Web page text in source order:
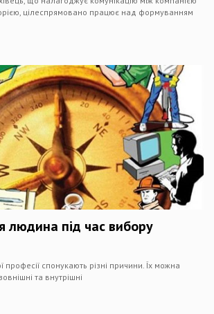
цілеспрямовано працює над формуванням
людина під час вибору
професії спонукають різні причини. Їх можна
та внутрішні